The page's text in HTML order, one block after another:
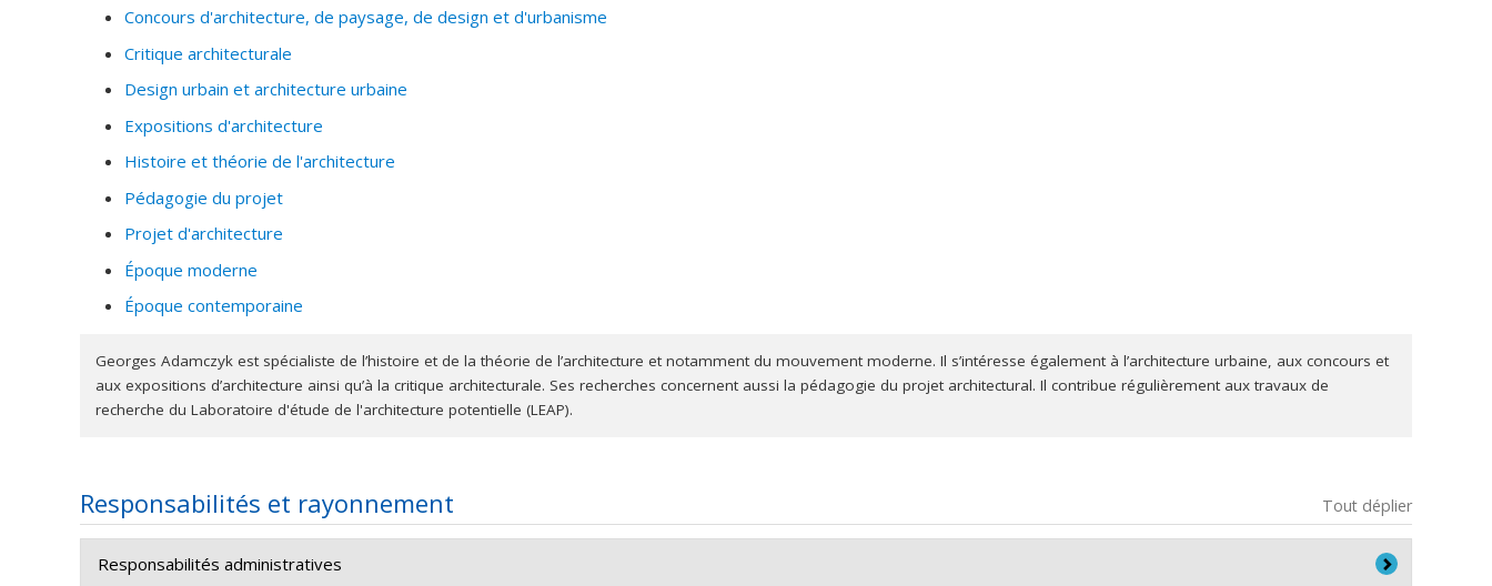
réalisée par Saucier + Perrotte pour le pavillon du Canada à la Biennale de Venise en 2004. Il a été invité récemment à contribuer à deux publications importantes : Substance
over Spectacle, ouvrage dirigé par Andrew Gruft (2005) et Guide de l’architecture contemporaine de Montréal par Nancy Dunton et Helen Malkin (2008). Au sein du Leap à
l’École d’architecture, il collabore à la première grande recherche disciplinaire menée sur Les concours d’architecture au Canada depuis 1940.
Concours d'architecture, de paysage, de design et d'urbanisme
Critique architecturale
Design urbain et architecture urbaine
Expositions d'architecture
Histoire et théorie de l'architecture
Pédagogie du projet
Projet d'architecture
Époque moderne
Époque contemporaine
Georges Adamczyk est spécialiste de l’histoire et de la théorie de l’architecture et notamment du mouvement moderne. Il s’intéresse également à l’architecture urbaine, aux concours et
aux expositions d’architecture ainsi qu’à la critique architecturale. Ses recherches concernent aussi la pédagogie du projet architectural. Il contribue régulièrement aux travaux de
recherche du Laboratoire d'étude de l'architecture potentielle (LEAP).
Responsabilités et rayonnement Tout déplier
Responsabilités administratives